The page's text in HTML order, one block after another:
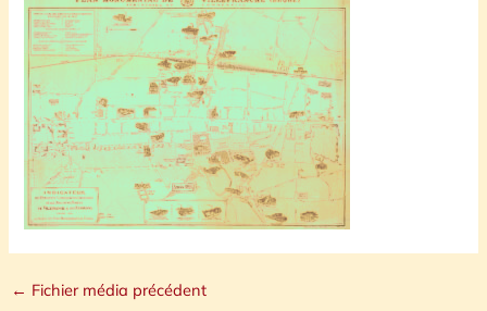
← Fichier média précédent